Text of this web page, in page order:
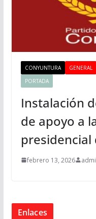
CONYUNTURA GENERAL
PORTADA
Instalación
de apoyo a
presidencial
febrero 13, 2026
Enlaces